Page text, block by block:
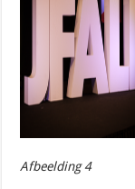
Afbeelding 4